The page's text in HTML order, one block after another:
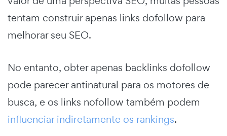
tentam construir apenas links dofollow para
melhorar seu SEO.
No entanto, obter apenas backlinks dofollow
pode parecer antinatural para os motores de
busca, e os links nofollow também podem
influenciar indiretamente os rankings.